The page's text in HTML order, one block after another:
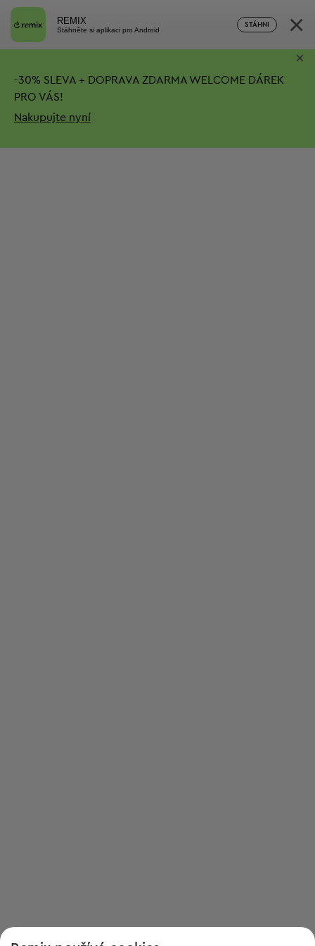
REMIX
Stáhněte si aplikaci pro Android
STÁHNI ×
-30% SLEVA + DOPRAVA ZDARMA WELCOME DÁREK
PRO VÁS!
Nakupujte nyní
×